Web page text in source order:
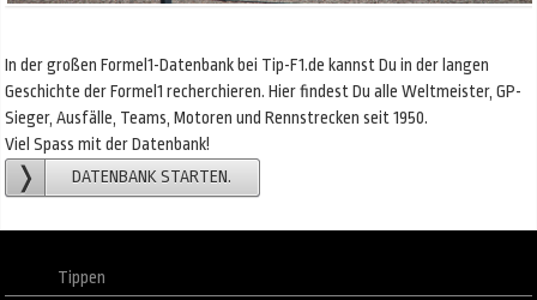
In der großen Formel1-Datenbank bei Tip-F1.de kannst Du in der langen
Geschichte der Formel1 recherchieren. Hier findest Du alle Weltmeister, GP-
Sieger, Ausfälle, Teams, Motoren und Rennstrecken seit 1950.
Viel Spass mit der Datenbank!
DATENBANK STARTEN.
Tippen